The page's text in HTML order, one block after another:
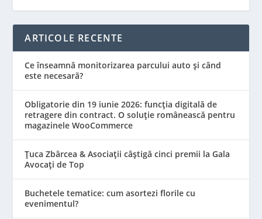
ARTICOLE RECENTE
Ce înseamnă monitorizarea parcului auto și când
este necesară?
Obligatorie din 19 iunie 2026: funcția digitală de
retragere din contract. O soluție românească pentru
magazinele WooCommerce
Țuca Zbârcea & Asociații câștigă cinci premii la Gala
Avocați de Top
Buchetele tematice: cum asortezi florile cu
evenimentul?